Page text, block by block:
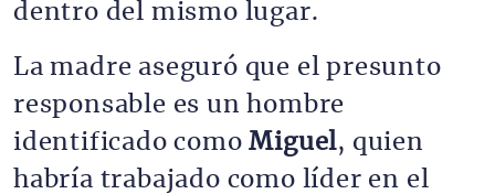
dentro del mismo lugar.
La madre aseguró que el presunto
responsable es un hombre
identificado como Miguel, quien
habría trabajado como líder en el